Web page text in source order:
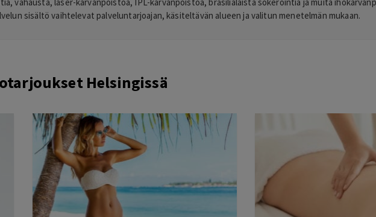
sisältö vaihtelevat palveluntarjoajan, käsiteltävän alueen ja valitun menetelmän mukaan.
Helsingissä